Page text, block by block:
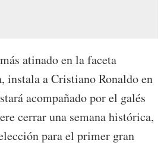
atinado en la faceta
instala a Cristiano Ronaldo en
acompañado por el galés
cerrar una semana histórica,
para el primer gran